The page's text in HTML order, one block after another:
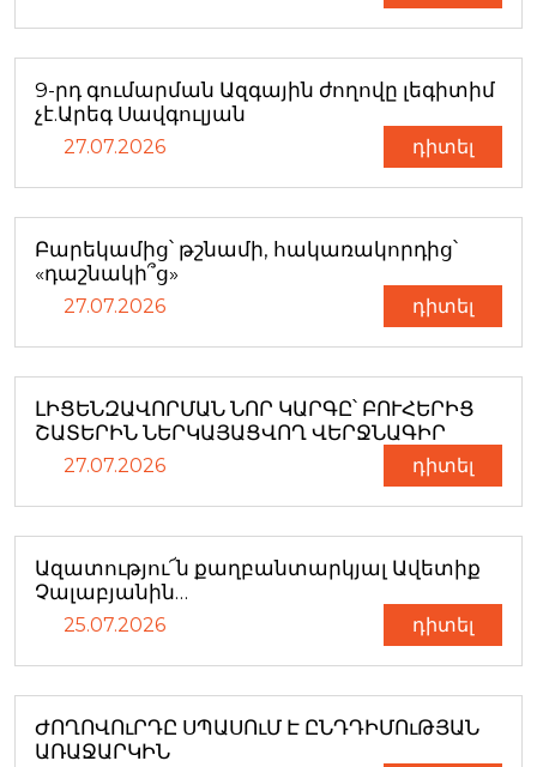
9-րդ գումարման Ազգային ժողովը լեգիտիմ
չէ.Արեգ Սավգուլյան
27.07.2026 դիտել
Բարեկամից՝ թշնամի, հակառակորդից՝
«դաշնակի՞ց»
27.07.2026 դիտել
ԼԻՑԵՆԶԱՎՈՐՄԱՆ ՆՈՐ ԿԱՐԳԸ՝ ԲՈՒՀԵՐԻՑ
ՇԱՏԵՐԻՆ ՆԵՐԿԱՅԱՑՎՈՂ ՎԵՐՋՆԱԳԻՐ
27.07.2026 դիտել
Ազատությու՜ն քաղբանտարկյալ Ավետիք
Չալաբյանին…
25.07.2026 դիտել
ԺՈՂՈՎՈւՐԴԸ ՍՊԱՍՈւՄ Է ԸՆԴԴԻՄՈւԹՅԱՆ
ԱՌԱՋԱՐԿԻՆ